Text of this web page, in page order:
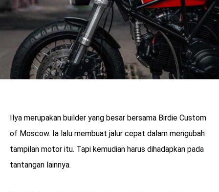
Ilya merupakan builder yang besar bersama Birdie Custom
of Moscow. Ia lalu membuat jalur cepat dalam mengubah
tampilan motor itu. Tapi kemudian harus dihadapkan pada
tantangan lainnya.